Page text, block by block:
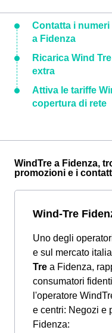
Contatta i
a Fidenza
Ricarica Wind
extra
Attiva le tariffe
copertura di rete
WindTre a Fidenza,
promozioni e i
Wind-Tre
Uno degli
e sul mercato
Tre a Fidenza,
consumatori
l'operatore
e centri: Negozi e
Fidenza: